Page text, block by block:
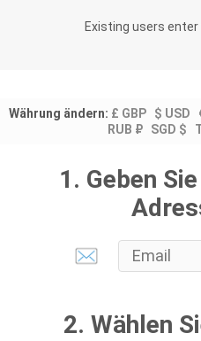
Existing users
Währung ändern: £ GBP $ USD
RUB ₽
SGD $
1. Geben
2. Wählen